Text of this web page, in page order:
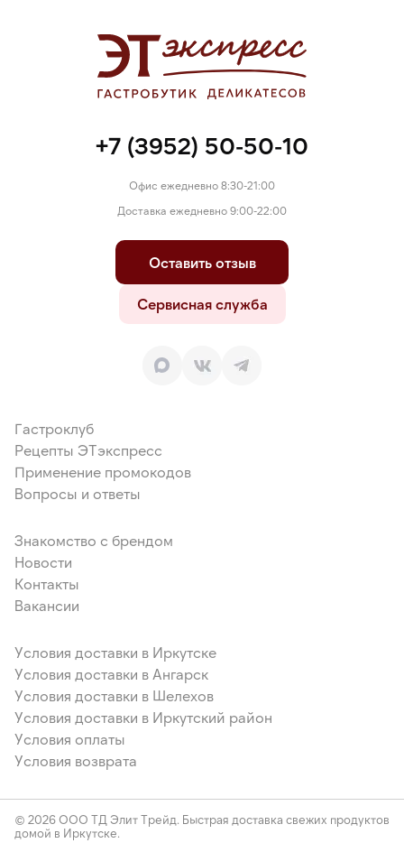
+7 (3952) 50-50-10
Офис ежедневно 8:30-21:00
Доставка ежедневно 9:00-22:00
Оставить отзыв
Сервисная служба
Гастроклуб
Рецепты ЭТэкспресс
Применение промокодов
Вопросы и ответы
Знакомство с брендом
Новости
Контакты
Вакансии
Условия доставки в Иркутске
Условия доставки в Ангарск
Условия доставки в Шелехов
Условия доставки в Иркутский район
Условия оплаты
Условия возврата
© 2026 ООО ТД Элит Трейд. Быстрая доставка свежих продуктов
домой в Иркутске.